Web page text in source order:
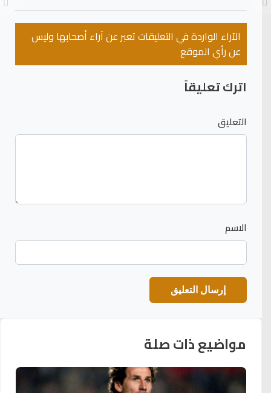
الآراء الواردة في التعليقات تعبر عن آراء أصحابها وليس
عن رأي الموقع
اترك تعليقاً
التعليق
الاسم
مواضيع ذات صلة